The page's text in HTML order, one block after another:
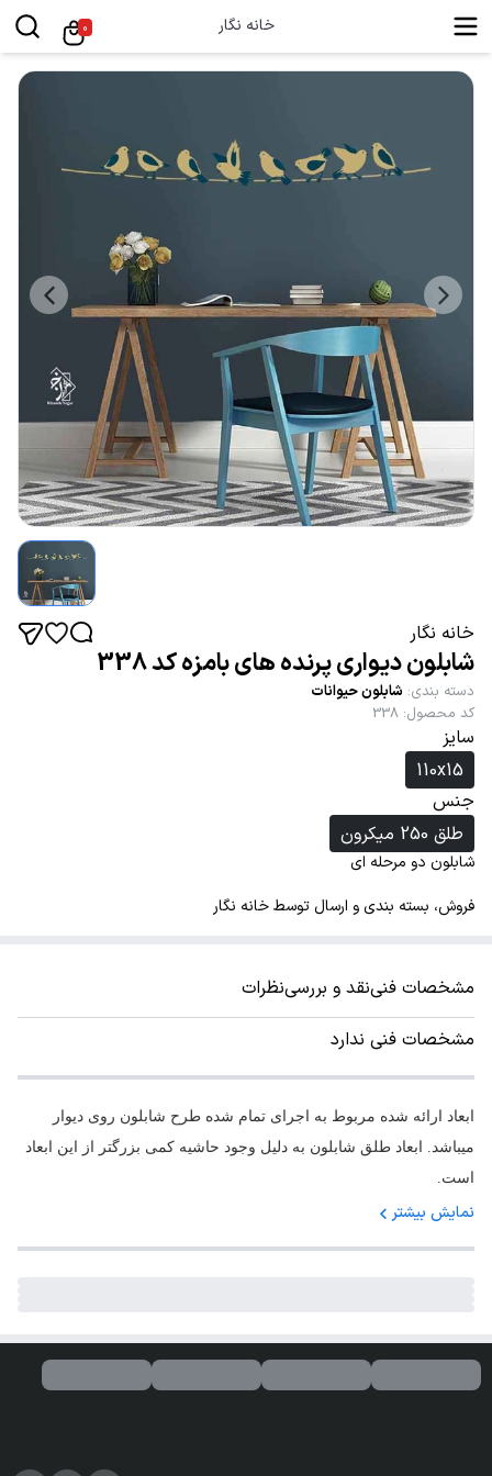
خانه نگار 0
خانه نگار
شابلون دیواری پرنده های بامزه کد 338
دسته بندی: شابلون حیوانات
کد محصول:
338
سایز
110x15
جنس
طلق 250 میکرون
شابلون دو مرحله ای
فروش، بسته بندی و ارسال توسط خانه نگار
مشخصات فنینقد و بررسینظرات
مشخصات فنی ندارد
ابعاد ارائه شده مربوط به اجرای تمام شده طرح شابلون روی دیوار
میباشد. ابعاد طلق شابلون به دلیل وجود حاشیه کمی بزرگتر از این ابعاد
است.
نمایش بیشتر